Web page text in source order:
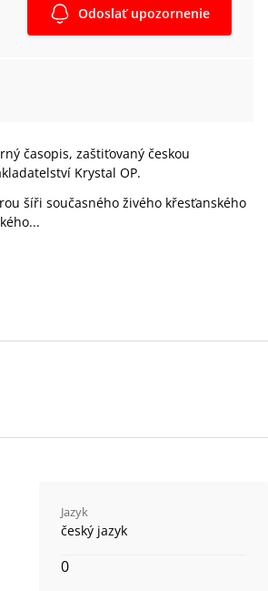
Odoslať upozornenie
časopis, zaštiťovaný českou
Krystal OP.
šíři současného živého křesťanského
Jazyk
český jazyk
0